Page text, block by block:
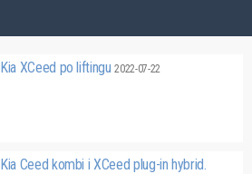
Kia XCeed po liftingu2022-07-22
Kia Ceed kombi i XCeed plug-in hybrid.